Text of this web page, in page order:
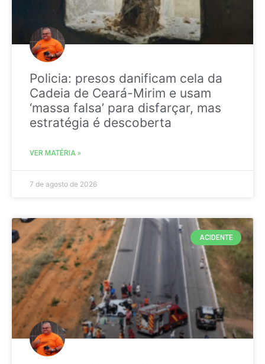
Policia: presos danificam cela da
Cadeia de Ceará-Mirim e usam
‘massa falsa’ para disfarçar, mas
estratégia é descoberta
VER MATÉRIA »
7 de agosto de 2026
ACIDENTE